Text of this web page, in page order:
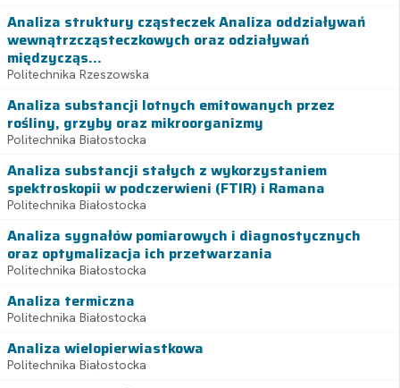
Analiza struktury cząsteczek Analiza oddziaływań
wewnątrzcząsteczkowych oraz odziaływań
międzycząs...
Politechnika Rzeszowska
Analiza substancji lotnych emitowanych przez
rośliny, grzyby oraz mikroorganizmy
Politechnika Białostocka
Analiza substancji stałych z wykorzystaniem
spektroskopii w podczerwieni (FTIR) i Ramana
Politechnika Białostocka
Analiza sygnałów pomiarowych i diagnostycznych
oraz optymalizacja ich przetwarzania
Politechnika Białostocka
Analiza termiczna
Politechnika Białostocka
Analiza wielopierwiastkowa
Politechnika Białostocka